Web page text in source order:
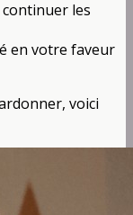
les
en votre faveur
voici